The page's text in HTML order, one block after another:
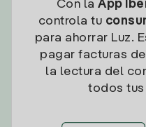
Con la App
controla tu
para ahorrar Luz.
pagar facturas
la lectura del
todos